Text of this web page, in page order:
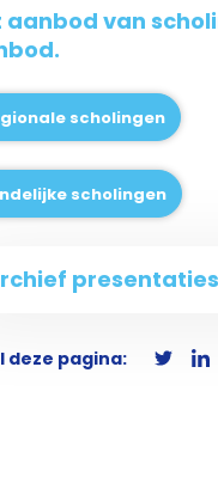
aanbod van
scholingen
scholingen
deze pagina: